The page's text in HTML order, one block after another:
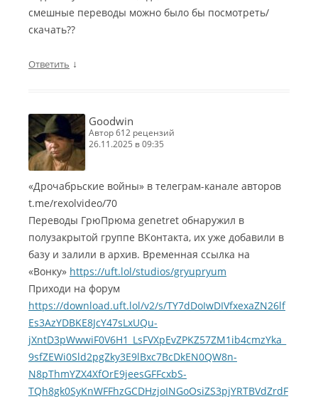
смешные переводы можно было бы посмотреть/
скачать??
Ответить ↓
Goodwin
автор 612 рецензий
26.11.2025 в 09:35
«Дрочабрьские войны» в телеграм-канале авторов
t.me/rexolvideo/70
Переводы ГрюПрюма genetret обнаружил в
полузакрытой группе ВКонтакта, их уже добавили в
базу и залили в архив. Временная ссылка на
«Вонку» https://uft.lol/studios/gryupryum
Приходи на форум
https://download.uft.lol/v2/s/TY7dDoIwDIVfxexaZN26lf
Es3AzYDBKE8JcY47sLxUQu-
jXntD3pWwwiF0V6H1_LsFVXpEvZPKZ57ZM1ib4cmzYka_
9sfZEWi0Sld2pgZky3E9lBxc7BcDkEN0QW8n-
N8pThmYZX4XfOrE9jeesGFFcxbS-
TQh8gk0SyKnWFFhzGCDHzjoINGoOsiZS3pjYRTBVdZrdF